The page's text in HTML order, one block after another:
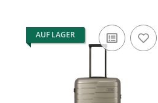
AUF LAGER